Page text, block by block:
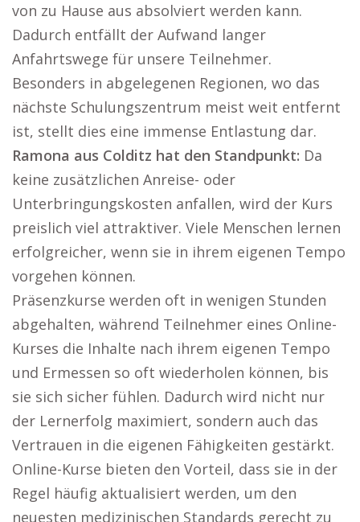
von zu Hause aus absolviert werden kann.
Dadurch entfällt der Aufwand langer
Anfahrtswege für unsere Teilnehmer.
Besonders in abgelegenen Regionen, wo das
nächste Schulungszentrum meist weit entfernt
ist, stellt dies eine immense Entlastung dar.
Ramona aus Colditz hat den Standpunkt: Da
keine zusätzlichen Anreise- oder
Unterbringungskosten anfallen, wird der Kurs
preislich viel attraktiver. Viele Menschen lernen
erfolgreicher, wenn sie in ihrem eigenen Tempo
vorgehen können.
Präsenzkurse werden oft in wenigen Stunden
abgehalten, während Teilnehmer eines Online-
Kurses die Inhalte nach ihrem eigenen Tempo
und Ermessen so oft wiederholen können, bis
sie sich sicher fühlen. Dadurch wird nicht nur
der Lernerfolg maximiert, sondern auch das
Vertrauen in die eigenen Fähigkeiten gestärkt.
Online-Kurse bieten den Vorteil, dass sie in der
Regel häufig aktualisiert werden, um den
neuesten medizinischen Standards gerecht zu